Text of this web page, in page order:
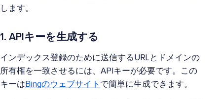
します。
1. APIキーを生成する
インデックス登録のために送信するURLとドメインの
所有権を一致させるには、APIキーが必要です。この
キーは Bingのウェブサイト で簡単に生成できます。